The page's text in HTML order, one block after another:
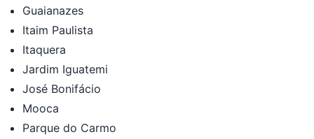
Guaianazes
Itaim Paulista
Itaquera
Jardim Iguatemi
José Bonifácio
Mooca
Parque do Carmo